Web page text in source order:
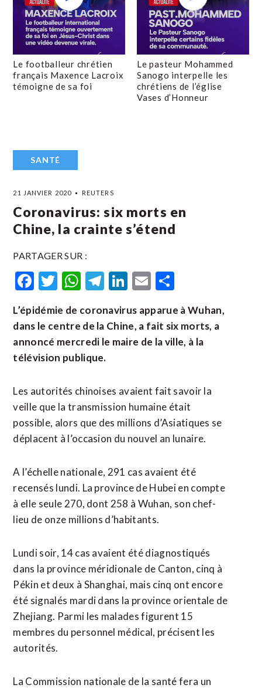
Le footballeur chrétien
français Maxence Lacroix
témoigne de sa foi
Le pasteur Mohammed
Sanogo interpelle les
chrétiens de l’église
Vases d’Honneur
SANTÉ
21 JANVIER 2020 REUTERS
Coronavirus: six morts en
Chine, la crainte s’étend
PARTAGER SUR :
Facebook
Twitter
WhatsApp
Telegram
LinkedIn
Email
L’épidémie de coronavirus apparue à Wuhan,
dans le centre de la Chine, a fait six morts, a
annoncé mercredi le maire de la ville, à la
télévision publique.
Les autorités chinoises avaient fait savoir la
veille que la transmission humaine était
possible, alors que des millions d’Asiatiques se
déplacent à l’occasion du nouvel an lunaire.
A l’échelle nationale, 291 cas avaient été
recensés lundi. La province de Hubei en compte
à elle seule 270, dont 258 à Wuhan, son chef-
lieu de onze millions d’habitants.
Lundi soir, 14 cas avaient été diagnostiqués
dans la province méridionale de Canton, cinq à
Pékin et deux à Shanghai, mais cinq ont encore
été signalés mardi dans la province orientale de
Zhejiang. Parmi les malades figurent 15
membres du personnel médical, précisent les
autorités.
La Commission nationale de la santé fera un